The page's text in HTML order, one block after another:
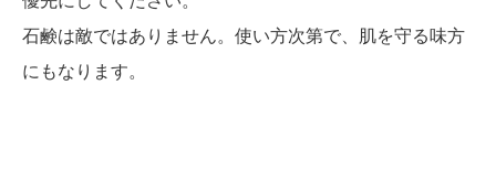
石鹸は敵ではありません。使い方次第で、肌を守る味方
にもなります。